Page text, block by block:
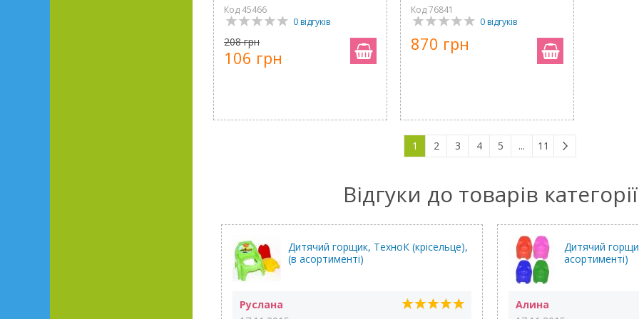
Код 45466
0 відгуків
208 грн
106 грн
Код 76841
0 відгуків
870 грн
1 2 3 4 5 ... 11
Відгуки до товарів категорії
Дитячий горщик, ТехноК (крісельце),
(в асортименті)
Руслана
Дитячий
асортименті)
Алина